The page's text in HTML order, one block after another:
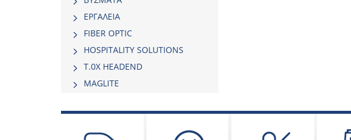
ΕΡΓΑΛΕΙΑ
FIBER OPTIC
HOSPITALITY SOLUTIONS
Τ.0Χ HEADEND
MAGLITE